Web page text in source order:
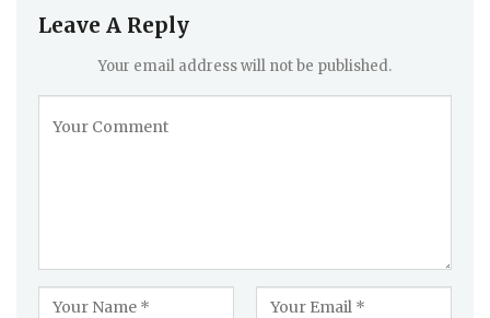
Leave A Reply
Your email address will not be published.